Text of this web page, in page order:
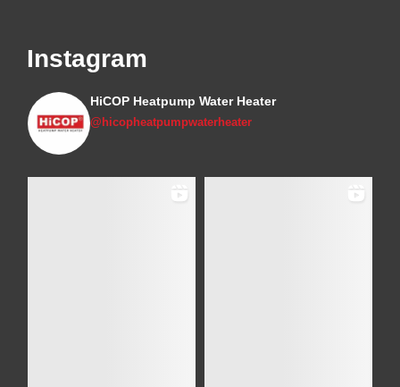
Instagram
HiCOP Heatpump Water Heater
@hicopheatpumpwaterheater